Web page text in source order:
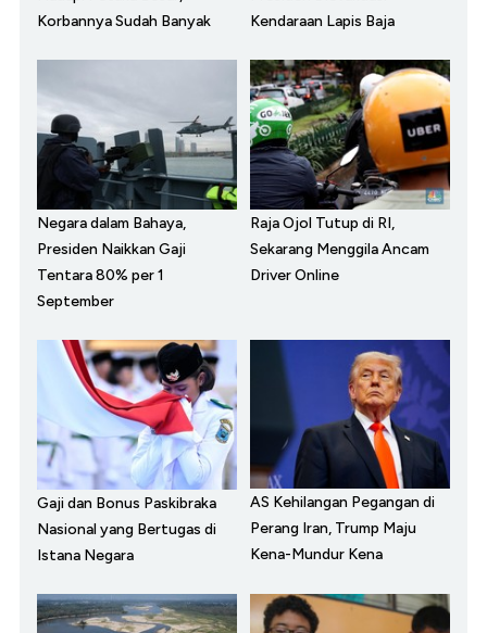
Korbannya Sudah Banyak
Kendaraan Lapis Baja
Negara dalam Bahaya,
Presiden Naikkan Gaji
Tentara 80% per 1
September
Raja Ojol Tutup di RI,
Sekarang Menggila Ancam
Driver Online
Gaji dan Bonus Paskibraka
Nasional yang Bertugas di
Istana Negara
AS Kehilangan Pegangan di
Perang Iran, Trump Maju
Kena-Mundur Kena